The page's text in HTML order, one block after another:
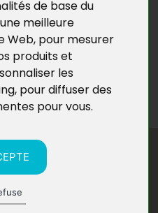
de base du
meilleure
Web, pour mesurer
produits et
les
, pour diffuser des
pour vous.
en 1966, a suivi des
aujourd’hui comme
où il nourrit au
: la musique et
il partage à travers ses
vie, sa terre natale et ses
aux autres cultures.